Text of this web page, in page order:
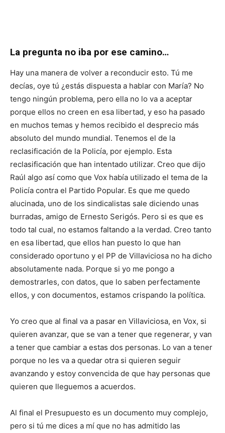
La pregunta no iba por ese camino…
Hay una manera de volver a reconducir esto. Tú me
decías, oye tú ¿estás dispuesta a hablar con María? No
tengo ningún problema, pero ella no lo va a aceptar
porque ellos no creen en esa libertad, y eso ha pasado
en muchos temas y hemos recibido el desprecio más
absoluto del mundo mundial. Tenemos el de la
reclasificación de la Policía, por ejemplo. Esta
reclasificación que han intentado utilizar. Creo que dijo
Raúl algo así como que Vox había utilizado el tema de la
Policía contra el Partido Popular. Es que me quedo
alucinada, uno de los sindicalistas sale diciendo unas
burradas, amigo de Ernesto Serigós. Pero si es que es
todo tal cual, no estamos faltando a la verdad. Creo tanto
en esa libertad, que ellos han puesto lo que han
considerado oportuno y el PP de Villaviciosa no ha dicho
absolutamente nada. Porque si yo me pongo a
demostrarles, con datos, que lo saben perfectamente
ellos, y con documentos, estamos crispando la política.
Yo creo que al final va a pasar en Villaviciosa, en Vox, si
quieren avanzar, que se van a tener que regenerar, y van
a tener que cambiar a estas dos personas. Lo van a tener
porque no les va a quedar otra si quieren seguir
avanzando y estoy convencida de que hay personas que
quieren que lleguemos a acuerdos.
Al final el Presupuesto es un documento muy complejo,
pero si tú me dices a mí que no has admitido las